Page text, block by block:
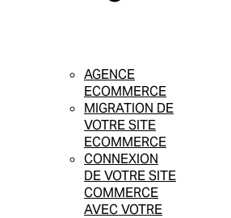
AGENCE
ECOMMERCE
MIGRATION DE
VOTRE SITE
ECOMMERCE
CONNEXION
DE VOTRE SITE
COMMERCE
AVEC VOTRE